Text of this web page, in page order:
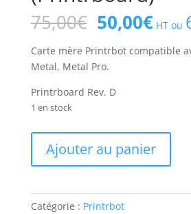
75,00€ Le
prix
initial
était :
75,00€.
50,00€Le
prix
HT ou
Carte mère Printrbot compatible
Metal, Metal Pro.
Printrboard Rev. D
1 en stock
Printrbot
Ajouter au panier
Catégorie : Printrbot